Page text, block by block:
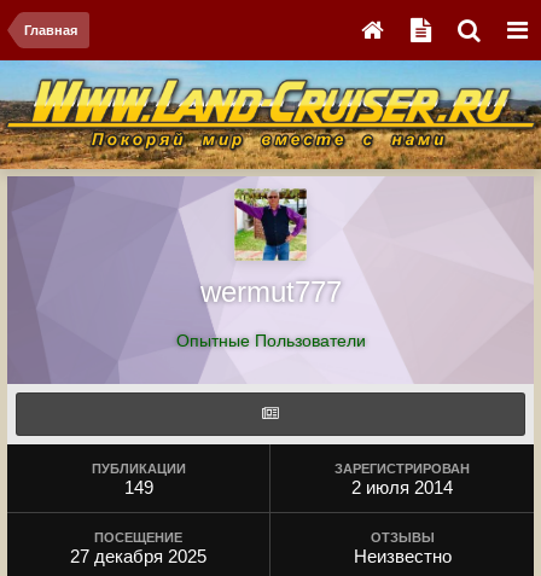
Главная
wermut777
Опытные Пользователи
ПУБЛИКАЦИИ
149
ЗАРЕГИСТРИРОВАН
2 июля 2014
ПОСЕЩЕНИЕ
27 декабря 2025
ОТЗЫВЫ
Неизвестно